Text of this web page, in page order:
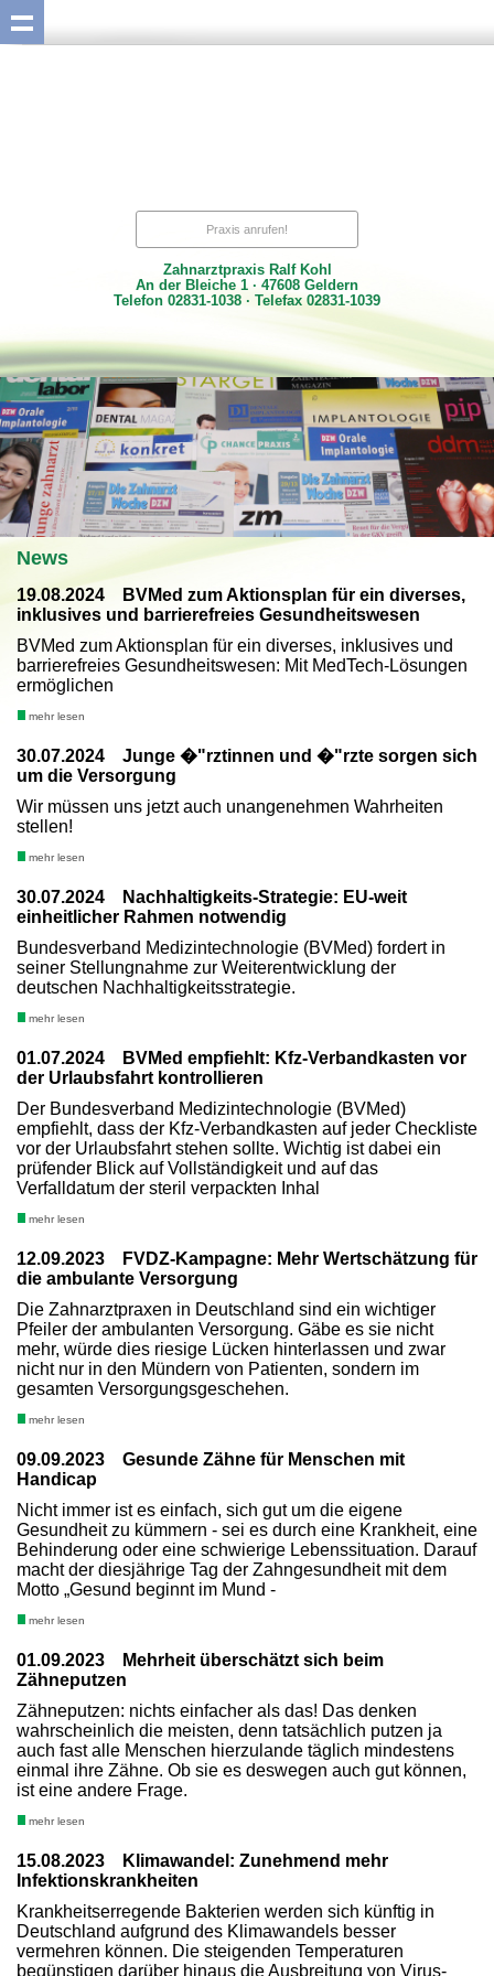
Praxis anrufen!
Zahnarztpraxis Ralf Kohl
An der Bleiche 1 · 47608 Geldern
Telefon 02831-1038 · Telefax 02831-1039
News
19.08.2024 BVMed zum Aktionsplan für ein diverses,
inklusives und barrierefreies Gesundheitswesen
BVMed zum Aktionsplan für ein diverses, inklusives und
barrierefreies Gesundheitswesen: Mit MedTech-Lösungen
ermöglichen
mehr lesen
30.07.2024 Junge �"rztinnen und �"rzte sorgen sich
um die Versorgung
Wir müssen uns jetzt auch unangenehmen Wahrheiten
stellen!
mehr lesen
30.07.2024 Nachhaltigkeits-Strategie: EU-weit
einheitlicher Rahmen notwendig
Bundesverband Medizintechnologie (BVMed) fordert in
seiner Stellungnahme zur Weiterentwicklung der
deutschen Nachhaltigkeitsstrategie.
mehr lesen
01.07.2024 BVMed empfiehlt: Kfz-Verbandkasten vor
der Urlaubsfahrt kontrollieren
Der Bundesverband Medizintechnologie (BVMed)
empfiehlt, dass der Kfz-Verbandkasten auf jeder Checkliste
vor der Urlaubsfahrt stehen sollte. Wichtig ist dabei ein
prüfender Blick auf Vollständigkeit und auf das
Verfalldatum der steril verpackten Inhal
mehr lesen
12.09.2023 FVDZ-Kampagne: Mehr Wertschätzung für
die ambulante Versorgung
Die Zahnarztpraxen in Deutschland sind ein wichtiger
Pfeiler der ambulanten Versorgung. Gäbe es sie nicht
mehr, würde dies riesige Lücken hinterlassen und zwar
nicht nur in den Mündern von Patienten, sondern im
gesamten Versorgungsgeschehen.
mehr lesen
09.09.2023 Gesunde Zähne für Menschen mit
Handicap
Nicht immer ist es einfach, sich gut um die eigene
Gesundheit zu kümmern - sei es durch eine Krankheit, eine
Behinderung oder eine schwierige Lebenssituation. Darauf
macht der diesjährige Tag der Zahngesundheit mit dem
Motto „Gesund beginnt im Mund -
mehr lesen
01.09.2023 Mehrheit überschätzt sich beim
Zähneputzen
Zähneputzen: nichts einfacher als das! Das denken
wahrscheinlich die meisten, denn tatsächlich putzen ja
auch fast alle Menschen hierzulande täglich mindestens
einmal ihre Zähne. Ob sie es deswegen auch gut können,
ist eine andere Frage.
mehr lesen
15.08.2023 Klimawandel: Zunehmend mehr
Infektionskrankheiten
Krankheitserregende Bakterien werden sich künftig in
Deutschland aufgrund des Klimawandels besser
vermehren können. Die steigenden Temperaturen
begünstigen darüber hinaus die Ausbreitung von Virus-